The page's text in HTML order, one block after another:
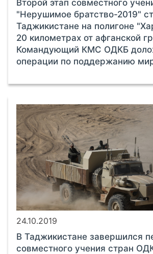
Второй этап совместного
"Нерушимое братство-2019"
Таджикистане на полигоне
20 километрах от афганской
Командующий КМС ОДКБ
операции по поддержанию
24.10.2019
В Таджикистане завершился
совместного учения стран